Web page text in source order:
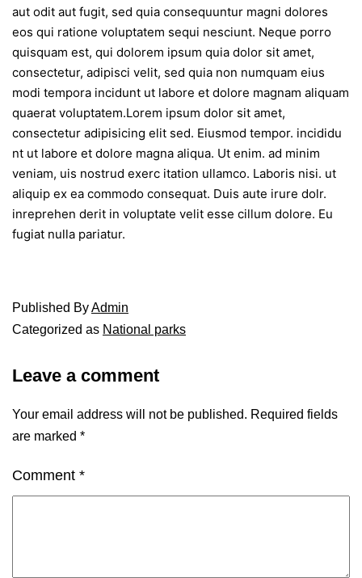
aut odit aut fugit, sed quia consequuntur magni dolores
eos qui ratione voluptatem sequi nesciunt. Neque porro
quisquam est, qui dolorem ipsum quia dolor sit amet,
consectetur, adipisci velit, sed quia non numquam eius
modi tempora incidunt ut labore et dolore magnam aliquam
quaerat voluptatem.Lorem ipsum dolor sit amet,
consectetur adipisicing elit sed. Eiusmod tempor. incididu
nt ut labore et dolore magna aliqua. Ut enim. ad minim
veniam, uis nostrud exerc itation ullamco. Laboris nisi. ut
aliquip ex ea commodo consequat. Duis aute irure dolr.
inreprehen derit in voluptate velit esse cillum dolore. Eu
fugiat nulla pariatur.
Published ByAdmin
Categorized as National parks
Leave a comment
Your email address will not be published. Required fields
are marked *
Comment *